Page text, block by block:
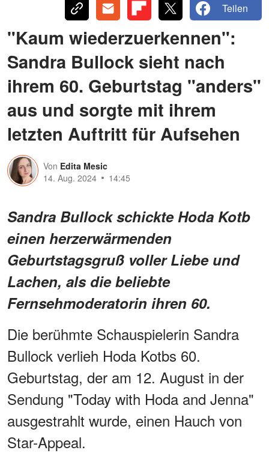
Teilen
"Kaum wiederzuerkennen":
Sandra Bullock sieht nach
ihrem 60. Geburtstag "anders"
aus und sorgte mit ihrem
letzten Auftritt für Aufsehen
Von Edita Mesic
14. Aug. 2024
14:45
Sandra Bullock schickte Hoda Kotb
einen herzerwärmenden
Geburtstagsgruß voller Liebe und
Lachen, als die beliebte
Fernsehmoderatorin ihren 60.
Die berühmte Schauspielerin Sandra
Bullock verlieh Hoda Kotbs 60.
Geburtstag, der am 12. August in der
Sendung "Today with Hoda and Jenna"
ausgestrahlt wurde, einen Hauch von
Star-Appeal.